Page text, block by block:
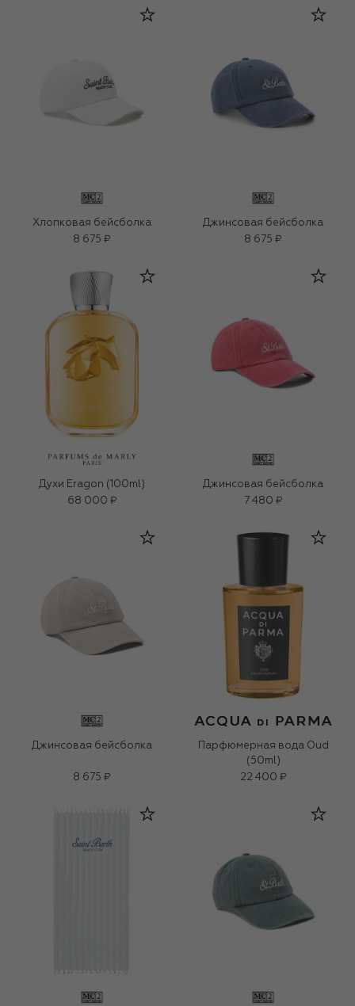
Хлопковая бейсболка
8 675 ₽
Джинсовая бейсболка
8 675 ₽
Духи Eragon (100ml)
68 000 ₽
Джинсовая бейсболка
7 480 ₽
Джинсовая бейсболка
8 675 ₽
Парфюмерная вода Oud
(50ml)
22 400 ₽